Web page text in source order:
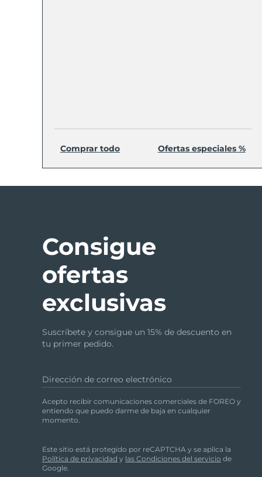
Comprar todo Ofertas especiales %
Consigue
ofertas
exclusivas
Suscríbete y consigue un 15% de descuento en
tu primer pedido.
Dirección de correo electrónico
Acepto recibir comunicaciones comerciales de FOREO y
entiendo que puedo darme de baja en cualquier
momento.
Este sitio está protegido por reCAPTCHA y se aplica la
Política de privacidad y las Condiciones del servicio de
Google.